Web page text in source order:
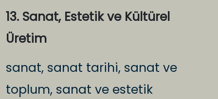
13. Sanat, Estetik ve Kültürel
Üretim
sanat, sanat tarihi, sanat ve
toplum, sanat ve estetik